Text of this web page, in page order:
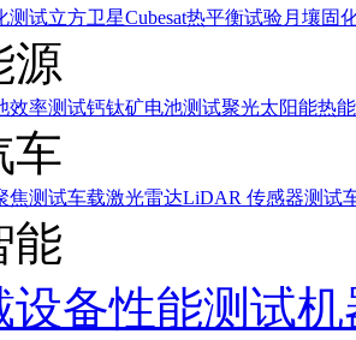
测试立方卫星Cubesat热平衡试验月壤固
源
效率测试钙钛矿电池测试聚光太阳能热
车
焦测试车载激光雷达LiDAR 传感器测试
能
设备性能测试机